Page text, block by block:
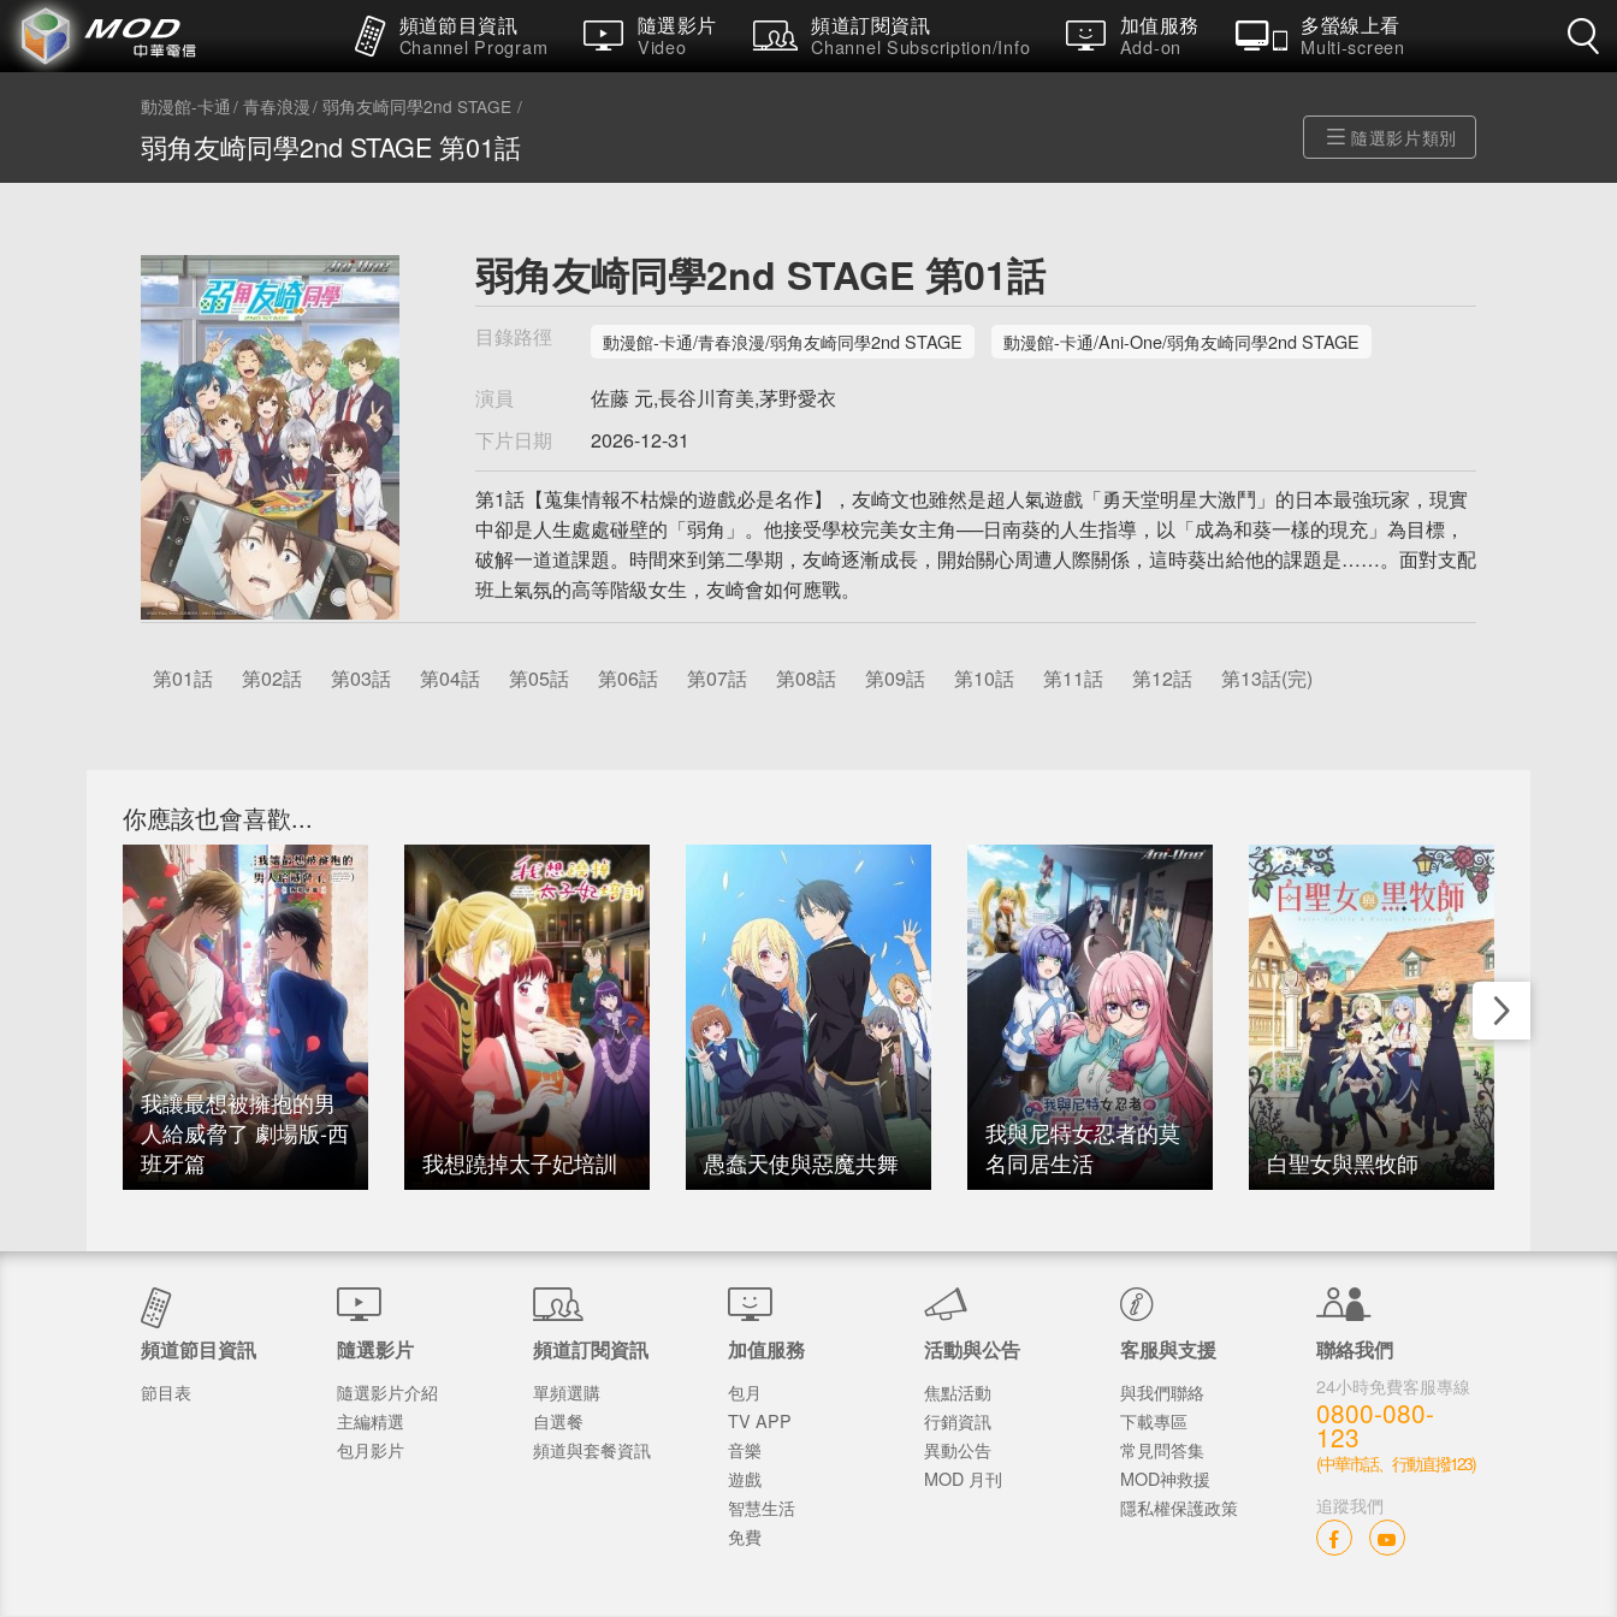
頻道節目資訊
Channel Program
隨選影片
Video
頻道訂閱資訊
Channel Subscription/Info
加值服務
Add-on
多螢線上看
Multi-screen
動漫館-卡通 青春浪漫 弱角友崎同學2nd STAGE
弱角友崎同學2nd STAGE 第01話 隨選影片類別
弱角友崎同學2nd STAGE 第01話
目錄路徑 動漫館-卡通/青春浪漫/弱角友崎同學2nd STAGE 動漫館-卡通/Ani-One/弱角友崎同學2nd STAGE
演員
佐藤 元,長谷川育美,茅野愛衣
下片日期
2026-12-31
第1話【蒐集情報不枯燥的遊戲必是名作】，友崎文也雖然是超人氣遊戲「勇天堂明星大激鬥」的日本最強玩家，現實
中卻是人生處處碰壁的「弱角」。他接受學校完美女主角──日南葵的人生指導，以「成為和葵一樣的現充」為目標，
破解一道道課題。時間來到第二學期，友崎逐漸成長，開始關心周遭人際關係，這時葵出給他的課題是……。面對支配
班上氣氛的高等階級女生，友崎會如何應戰。
第01話 第02話 第03話 第04話 第05話 第06話 第07話 第08話 第09話 第10話 第11話 第12話 第13話(完)
你應該也會喜歡...
我讓最想被擁抱的男
人給威脅了 劇場版-西
班牙篇
我想蹺掉太子妃培訓 愚蠢天使與惡魔共舞
我與尼特女忍者的莫
名同居生活
白聖女與黑牧師
頻道節目資訊
節目表
隨選影片
隨選影片介紹
主編精選
包月影片
頻道訂閱資訊
單頻選購
自選餐
頻道與套餐資訊
加值服務
包月
TV APP
音樂
遊戲
智慧生活
免費
活動與公告
焦點活動
行銷資訊
異動公告
MOD 月刊
客服與支援
與我們聯絡
下載專區
常見問答集
MOD神救援
隱私權保護政策
聯絡我們
24小時免費客服專線
0800-080-
123
(中華市話、行動直撥123)
追蹤我們